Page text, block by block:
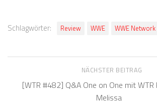
Schlagwörter: Review WWE WWE Network
NÄCHSTER BEITRAG
[WTR #482] Q&A One on One mit WTR
Melissa